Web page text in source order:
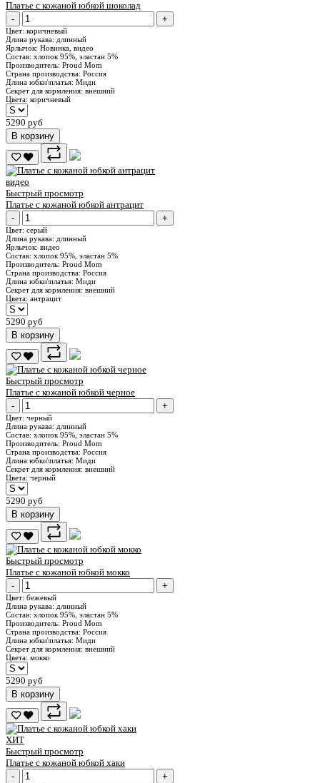
Платье с кожаной юбкой шоколад
-
+
Цвет: коричневый
Длина рукава: длинный
Ярлычок: Новинка, видео
Состав: хлопок 95%, эластан 5%
Производитель: Proud Mom
Страна производства: Россия
Длина юбки\платья: Миди
Секрет для кормления: внешний
Цвета: коричневый
5290 руб
В корзину
видео
Быстрый просмотр
Платье с кожаной юбкой антрацит
-
+
Цвет: серый
Длина рукава: длинный
Ярлычок: видео
Состав: хлопок 95%, эластан 5%
Производитель: Proud Mom
Страна производства: Россия
Длина юбки\платья: Миди
Секрет для кормления: внешний
Цвета: антрацит
5290 руб
В корзину
Быстрый просмотр
Платье с кожаной юбкой черное
-
+
Цвет: черный
Длина рукава: длинный
Состав: хлопок 95%, эластан 5%
Производитель: Proud Mom
Страна производства: Россия
Длина юбки\платья: Миди
Секрет для кормления: внешний
Цвета: черный
5290 руб
В корзину
Быстрый просмотр
Платье с кожаной юбкой мокко
-
+
Цвет: бежевый
Длина рукава: длинный
Состав: хлопок 95%, эластан 5%
Производитель: Proud Mom
Страна производства: Россия
Длина юбки\платья: Миди
Секрет для кормления: внешний
Цвета: мокко
5290 руб
В корзину
ХИТ
Быстрый просмотр
Платье с кожаной юбкой хаки
-
+